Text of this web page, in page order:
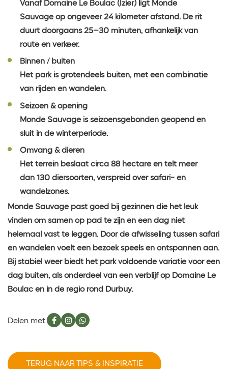
Vanaf Domaine Le Boulac (Izier) ligt Monde
Sauvage op ongeveer 24 kilometer afstand. De rit
duurt doorgaans 25–30 minuten, afhankelijk van
route en verkeer.
Binnen / buiten
Het park is grotendeels buiten, met een combinatie
van rijden en wandelen.
Seizoen & opening
Monde Sauvage is seizoensgebonden geopend en
sluit in de winterperiode.
Omvang & dieren
Het terrein beslaat circa 88 hectare en telt meer
dan 130 diersoorten, verspreid over safari- en
wandelzones.
Monde Sauvage past goed bij gezinnen die het leuk
vinden om samen op pad te zijn en een dag niet
helemaal vast te leggen. Door de afwisseling tussen safari
en wandelen voelt een bezoek speels en ontspannen aan.
Bij stabiel weer biedt het park voldoende variatie voor een
dag buiten, als onderdeel van een verblijf op Domaine Le
Boulac en in de regio rond Durbuy.
Delen met:
TERUG NAAR TIPS & INSPIRATIE